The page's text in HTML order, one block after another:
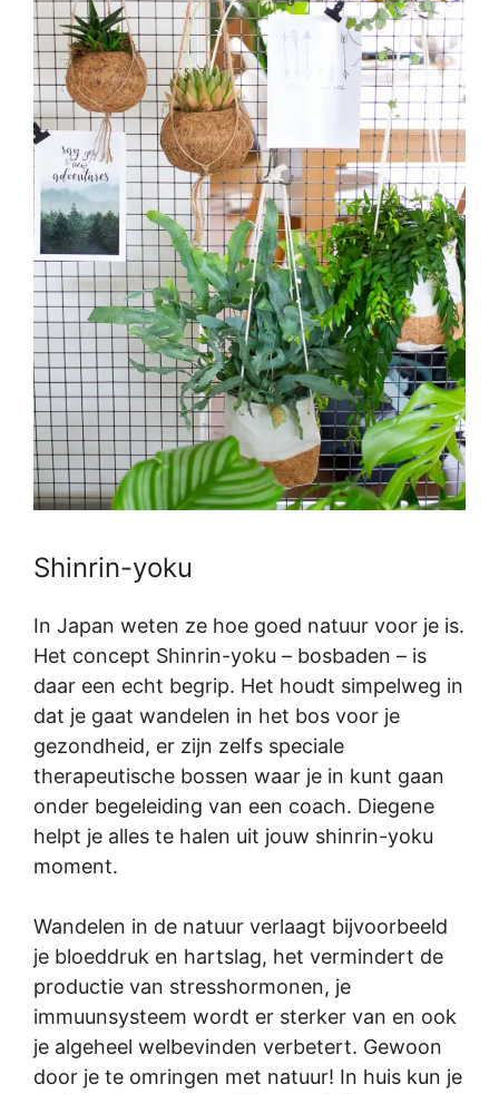
Shinrin-yoku
In Japan weten ze hoe goed natuur voor je is.
Het concept Shinrin-yoku – bosbaden – is
daar een echt begrip. Het houdt simpelweg in
dat je gaat wandelen in het bos voor je
gezondheid, er zijn zelfs speciale
therapeutische bossen waar je in kunt gaan
onder begeleiding van een coach. Diegene
helpt je alles te halen uit jouw shinrin-yoku
moment.
Wandelen in de natuur verlaagt bijvoorbeeld
je bloeddruk en hartslag, het vermindert de
productie van stresshormonen, je
immuunsysteem wordt er sterker van en ook
je algeheel welbevinden verbetert. Gewoon
door je te omringen met natuur! In huis kun je